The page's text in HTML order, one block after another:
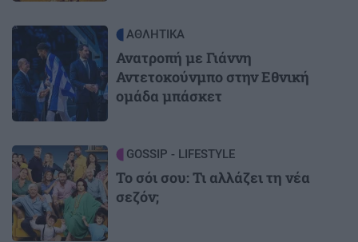
Image ΑΘΛΗΤΙΚΑ
Ανατροπή με Γιάννη
Αντετοκούνμπο στην Εθνική
ομάδα μπάσκετ
Image GOSSIP - LIFESTYLE
Το σόι σου: Τι αλλάζει τη νέα
σεζόν;